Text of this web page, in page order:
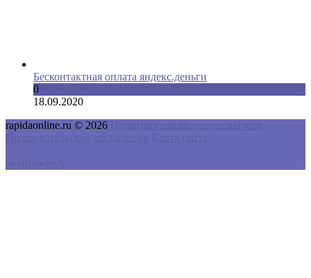
Бесконтактная оплата яндекс.деньги
0
18.09.2020
rapidaonline.ru © 2026